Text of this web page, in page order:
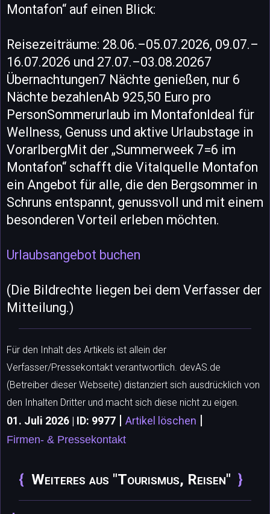
Montafon“ auf einen Blick:
Reisezeiträume: 28.06.–05.07.2026, 09.07.–
16.07.2026 und 27.07.–03.08.20267
Übernachtungen7 Nächte genießen, nur 6
Nächte bezahlenAb 925,50 Euro pro
PersonSommerurlaub im MontafonIdeal für
Wellness, Genuss und aktive Urlaubstage in
VorarlbergMit der „Summerweek 7=6 im
Montafon“ schafft die Vitalquelle Montafon
ein Angebot für alle, die den Bergsommer in
Schruns entspannt, genussvoll und mit einem
besonderen Vorteil erleben möchten.
Urlaubsangebot buchen
(Die Bildrechte liegen bei dem Verfasser der
Mitteilung.)
Für den Inhalt des Artikels ist allein der
Verfasser/Pressekontakt verantwortlich. devAS.de
(Betreiber dieser Webseite) distanziert sich ausdrücklich von
den Inhalten Dritter und macht sich diese nicht zu eigen.
01. Juli 2026 | ID: 9977 | Artikel löschen |
Firmen- & Pressekontakt
Weiteres aus "Tourismus, Reisen"